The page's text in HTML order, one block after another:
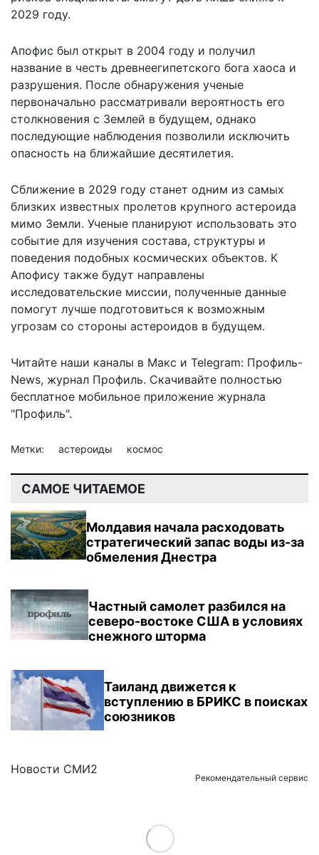
2029 году.
Апофис был открыт в 2004 году и получил
название в честь древнеегипетского бога хаоса и
разрушения. После обнаружения ученые
первоначально рассматривали вероятность его
столкновения с Землей в будущем, однако
последующие наблюдения позволили исключить
опасность на ближайшие десятилетия.
Сближение в 2029 году станет одним из самых
близких известных пролетов крупного астероида
мимо Земли. Ученые планируют использовать это
событие для изучения состава, структуры и
поведения подобных космических объектов. К
Апофису также будут направлены
исследовательские миссии, полученные данные
помогут лучше подготовиться к возможным
угрозам со стороны астероидов в будущем.
Читайте наши каналы в Макс и Telegram: Профиль-
News, журнал Профиль. Скачивайте полностью
бесплатное мобильное приложение журнала
"Профиль".
Метки: астероиды космос
САМОЕ ЧИТАЕМОЕ
Молдавия начала расходовать
стратегический запас воды из-за
обмеления Днестра
Частный самолет разбился на
северо-востоке США в условиях
снежного шторма
Таиланд движется к
вступлению в БРИКС в поисках
союзников
Новости СМИ2
Рекомендательный сервис
Load More